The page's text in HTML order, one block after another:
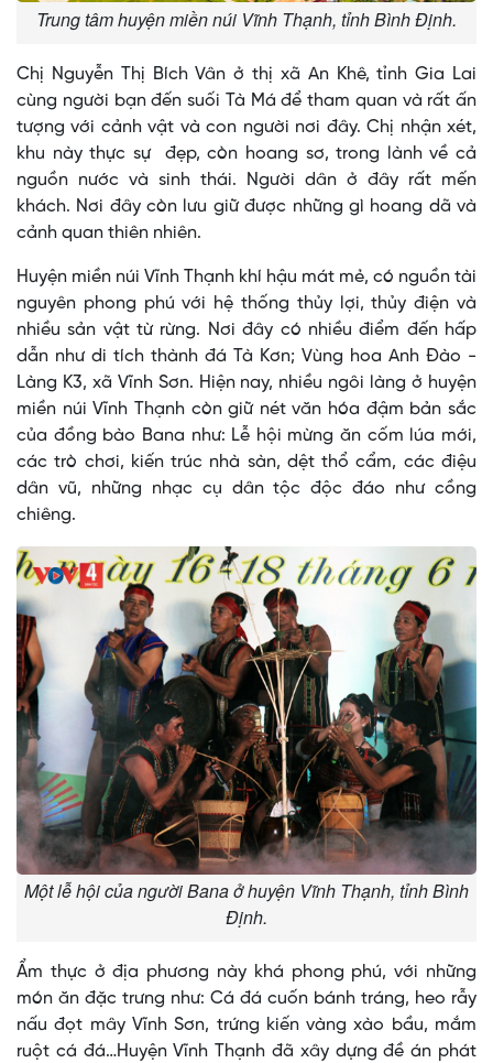
Trung tâm huyện miền núi Vĩnh Thạnh, tỉnh Bình Định.
Chị Nguyễn Thị Bích Vân ở thị xã An Khê, tỉnh Gia Lai
cùng người bạn đến suối Tà Má để tham quan và rất ấn
tượng với cảnh vật và con người nơi đây. Chị nhận xét,
khu này thực sự đẹp, còn hoang sơ, trong lành về cả
nguồn nước và sinh thái. Người dân ở đây rất mến
khách. Nơi đây còn lưu giữ được những gì hoang dã và
cảnh quan thiên nhiên.
Huyện miền núi Vĩnh Thạnh khí hậu mát mẻ, có nguồn tài
nguyên phong phú với hệ thống thủy lợi, thủy điện và
nhiều sản vật từ rừng. Nơi đây có nhiều điểm đến hấp
dẫn như di tích thành đá Tà Kơn; Vùng hoa Anh Đào -
Làng K3, xã Vĩnh Sơn. Hiện nay, nhiều ngôi làng ở huyện
miền núi Vĩnh Thạnh còn giữ nét văn hóa đậm bản sắc
của đồng bào Bana như: Lễ hội mừng ăn cốm lúa mới,
các trò chơi, kiến trúc nhà sàn, dệt thổ cẩm, các điệu
dân vũ, những nhạc cụ dân tộc độc đáo như cồng
chiêng.
Một lễ hội của người Bana ở huyện Vĩnh Thạnh, tỉnh Bình
Định.
Ẩm thực ở địa phương này khá phong phú, với những
món ăn đặc trưng như: Cá đá cuốn bánh tráng, heo rẫy
nấu đọt mây Vĩnh Sơn, trứng kiến vàng xào bầu, mắm
ruột cá đá…Huyện Vĩnh Thạnh đã xây dựng đề án phát